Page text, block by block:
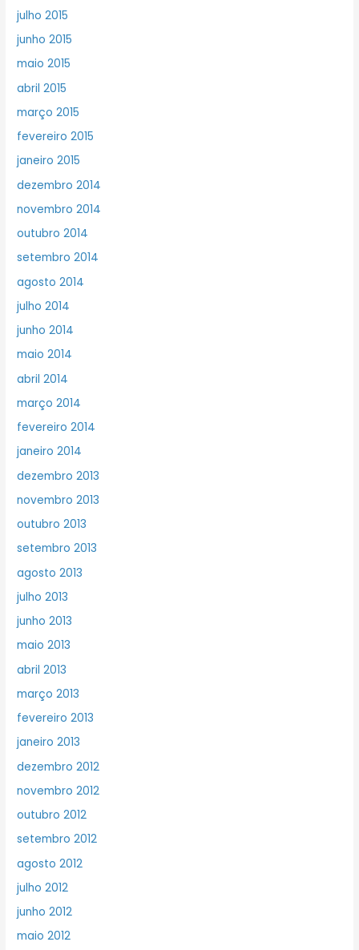
julho 2015
junho 2015
maio 2015
abril 2015
março 2015
fevereiro 2015
janeiro 2015
dezembro 2014
novembro 2014
outubro 2014
setembro 2014
agosto 2014
julho 2014
junho 2014
maio 2014
abril 2014
março 2014
fevereiro 2014
janeiro 2014
dezembro 2013
novembro 2013
outubro 2013
setembro 2013
agosto 2013
julho 2013
junho 2013
maio 2013
abril 2013
março 2013
fevereiro 2013
janeiro 2013
dezembro 2012
novembro 2012
outubro 2012
setembro 2012
agosto 2012
julho 2012
junho 2012
maio 2012